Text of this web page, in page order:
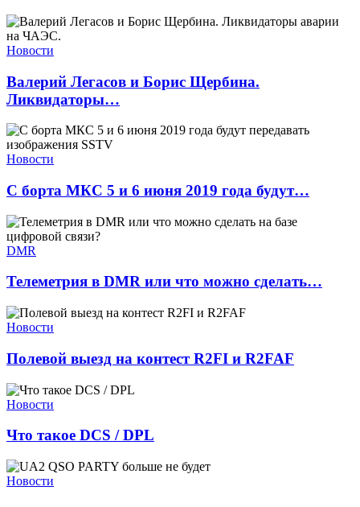
Новости
Валерий Легасов и Борис Щербина.
Ликвидаторы…
Новости
С борта МКС 5 и 6 июня 2019 года будут…
DMR
Телеметрия в DMR или что можно сделать…
Новости
Полевой выезд на контест R2FI и R2FAF
Новости
Что такое DCS / DPL
Новости